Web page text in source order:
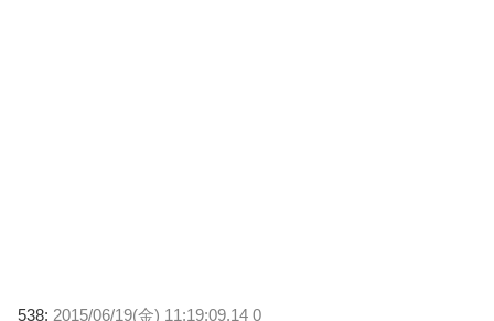
538: 2015/06/19(金) 11:19:09.14 0